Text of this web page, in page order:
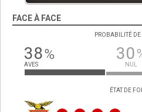
FACE À FACE
PROBABILITÉ DE
38%
AVES
30
NUL
ÉTAT DE